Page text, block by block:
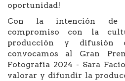
oportunidad!
Con la intención de
compromiso con la
producción y difusión
convocamos al Gran
Fotografía 2024 - Sara
valorar y difundir la